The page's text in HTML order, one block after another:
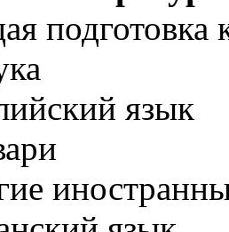
подготовка
язык